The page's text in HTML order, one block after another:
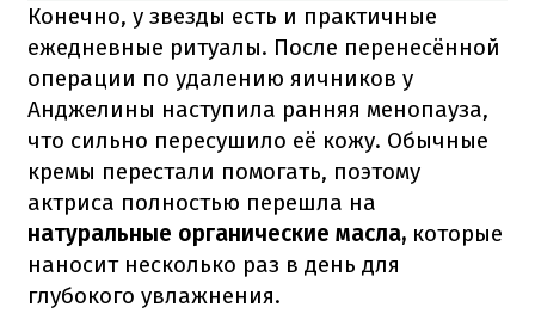
Конечно, у звезды есть и практичные
ежедневные ритуалы. После перенесённой
операции по удалению яичников у
Анджелины наступила ранняя менопауза,
что сильно пересушило её кожу. Обычные
кремы перестали помогать, поэтому
актриса полностью перешла на
натуральные органические масла, которые
наносит несколько раз в день для
глубокого увлажнения.